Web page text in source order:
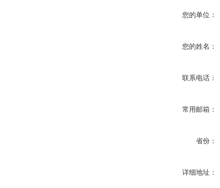
您的单位：
您的姓名：
联系电话：
常用邮箱：
省份：
详细地址：